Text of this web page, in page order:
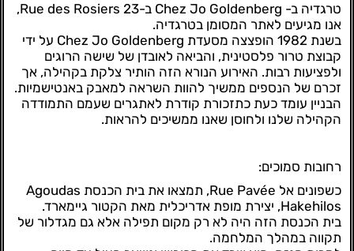
טרגדיה ב- Chez Jo Goldenberg ב-23 Rue des Rosiers,
אנו מגיעים לאתר המסומן בטרגדיה.
בשנת 1982 הופצצה מסעדת Chez Jo Goldenberg על ידי
קבוצת טרור פלסטינית, והביאה לאובדן של שישה הרוגים
ולפציעות רבות. האירוע הנורא הזה הותיר צלקת בקהילה, אך
זכרם של הנספים ממשיך להוות השראה למאבק באנטישמיות.
הבניין עומד כעת כתזכורת קודרת לאתגרים שעמם התמודדה
הקהילה שלנו ולחוסן שאנו ממשיכים להראות.
רחובות סמוכים:
כשפונים אל Rue Pavée, תמצאו את בית הכנסת Agoudas
Hakehilos, יצירת מופת אדריכלית מאת הקטור גיימארד.
בית הכנסת הזה היה לא רק מקום תפילה אלא גם מגדלור של
תקווה במהלך המלחמה.